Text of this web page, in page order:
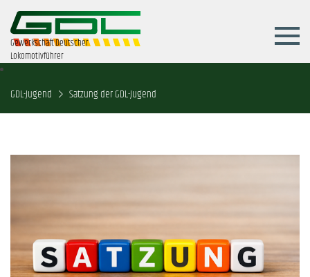
Gewerkschaft Deutscher
Lokomotivführer
GDL-Jugend Satzung der GDL-Jugend